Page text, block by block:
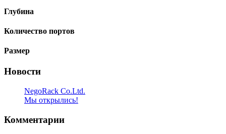
Глубина
Количество портов
Размер
Новости
NegoRack Co.Ltd.
Мы открылись!
Комментарии